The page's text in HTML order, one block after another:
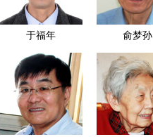
于福年 俞梦孙